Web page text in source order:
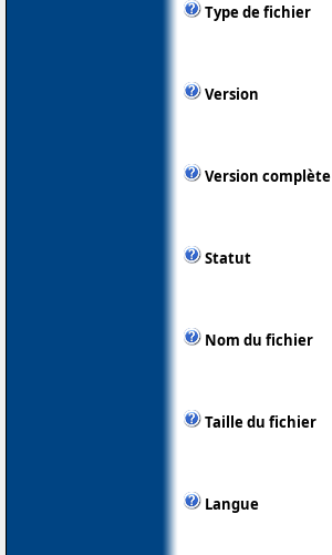
Type de fichier
Version
Version complète
Statut
Nom du fichier
Taille du fichier
Langue